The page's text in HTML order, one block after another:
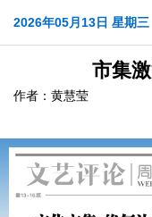
2026年05月13日 星期三
市集
作者：黄慧莹